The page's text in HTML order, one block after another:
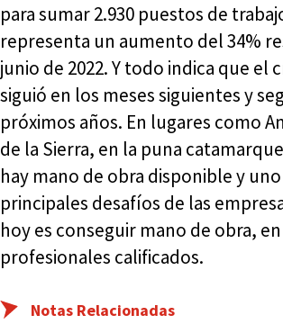
para sumar 2.930 puestos de
representa un aumento del 34%
junio de 2022. Y todo indica que el
siguió en los meses siguientes y
próximos años. En lugares como
de la Sierra, en la puna
hay mano de obra disponible y
principales desafíos de las
hoy es conseguir mano de obra,
profesionales calificados.
Notas Relacionadas